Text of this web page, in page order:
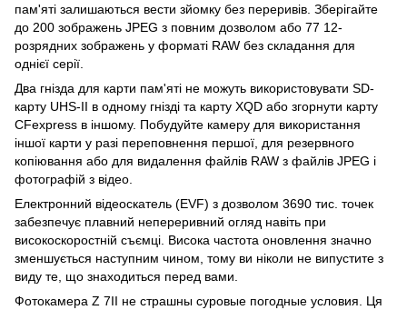
пам'яті залишаються вести зйомку без переривів. Зберігайте
до 200 зображень JPEG з повним дозволом або 77 12-
розрядних зображень у форматі RAW без складання для
однієї серії.
Два гнізда для карти пам'яті не можуть використовувати SD-
карту UHS-II в одному гнізді та карту XQD або згорнути карту
CFexpress в іншому. Побудуйте камеру для використання
іншої карти у разі переповнення першої, для резервного
копіювання або для видалення файлів RAW з файлів JPEG і
фотографій з відео.
Електронний відеоскатель (EVF) з дозволом 3690 тис. точек
забезпечує плавний непереривний огляд навіть при
високоскоростній съємці. Висока частота оновлення значно
зменшується наступним чином, тому ви ніколи не випустите з
виду те, що знаходиться перед вами.
Фотокамера Z 7II не страшны суровые погодные условия. Ця